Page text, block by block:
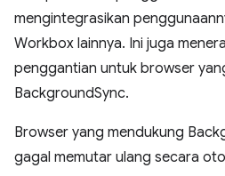
mengintegrasikan
Workbox lainnya. Ini juga
penggantian untuk browser
BackgroundSync.
Browser yang mendukung
gagal memutar ulang secara